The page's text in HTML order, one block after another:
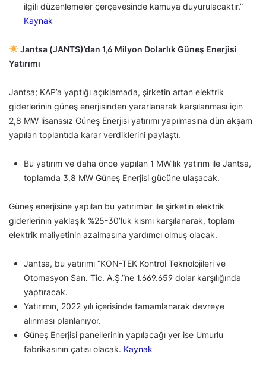
ilgili düzenlemeler çerçevesinde kamuya duyurulacaktır.”
Kaynak
Jantsa (JANTS)’dan 1,6 Milyon Dolarlık Güneş Enerjisi
Yatırımı
Jantsa; KAP’a yaptığı açıklamada, şirketin artan elektrik
giderlerinin güneş enerjisinden yararlanarak karşılanması için
2,8 MW lisanssız Güneş Enerjisi yatırımı yapılmasına dün akşam
yapılan toplantıda karar verdiklerini paylaştı.
Bu yatırım ve daha önce yapılan 1 MW’lık yatırım ile Jantsa,
toplamda 3,8 MW Güneş Enerjisi gücüne ulaşacak.
Güneş enerjisine yapılan bu yatırımlar ile şirketin elektrik
giderlerinin yaklaşık %25-30’luk kısmı karşılanarak, toplam
elektrik maliyetinin azalmasına yardımcı olmuş olacak.
Jantsa, bu yatırımı “KON-TEK Kontrol Teknolojileri ve
Otomasyon San. Tic. A.Ş.”ne 1.669.659 dolar karşılığında
yaptıracak.
Yatırımın, 2022 yılı içerisinde tamamlanarak devreye
alınması planlanıyor.
Güneş Enerjisi panellerinin yapılacağı yer ise Umurlu
fabrikasının çatısı olacak. Kaynak